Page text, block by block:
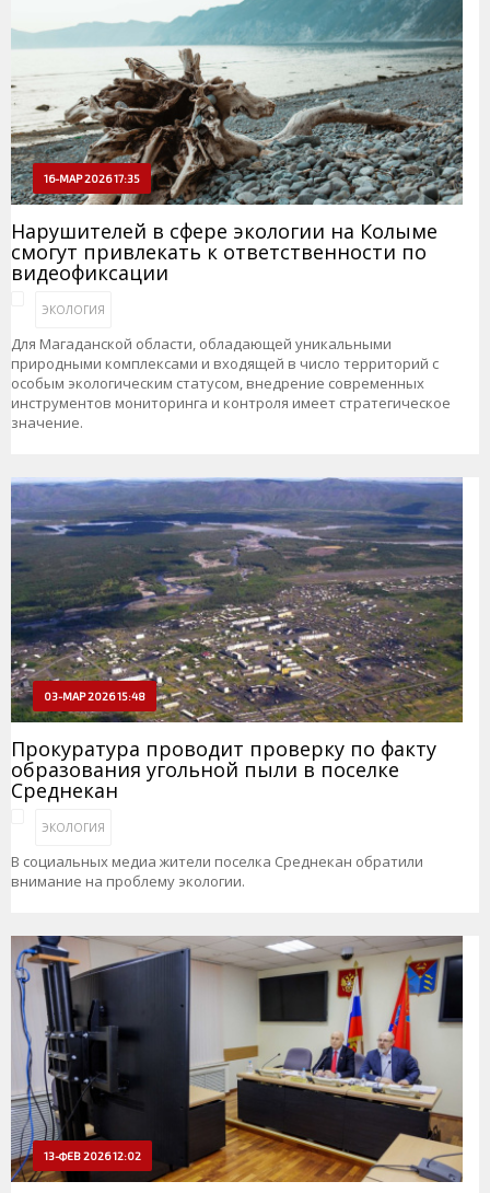
16-МАР 2026 17:35
Нарушителей в сфере экологии на Колыме
смогут привлекать к ответственности по
видеофиксации
ЭКОЛОГИЯ
Для Магаданской области, обладающей уникальными
природными комплексами и входящей в число территорий с
особым экологическим статусом, внедрение современных
инструментов мониторинга и контроля имеет стратегическое
значение.
03-МАР 2026 15:48
Прокуратура проводит проверку по факту
образования угольной пыли в поселке
Среднекан
ЭКОЛОГИЯ
В социальных медиа жители поселка Среднекан обратили
внимание на проблему экологии.
13-ФЕВ 2026 12:02